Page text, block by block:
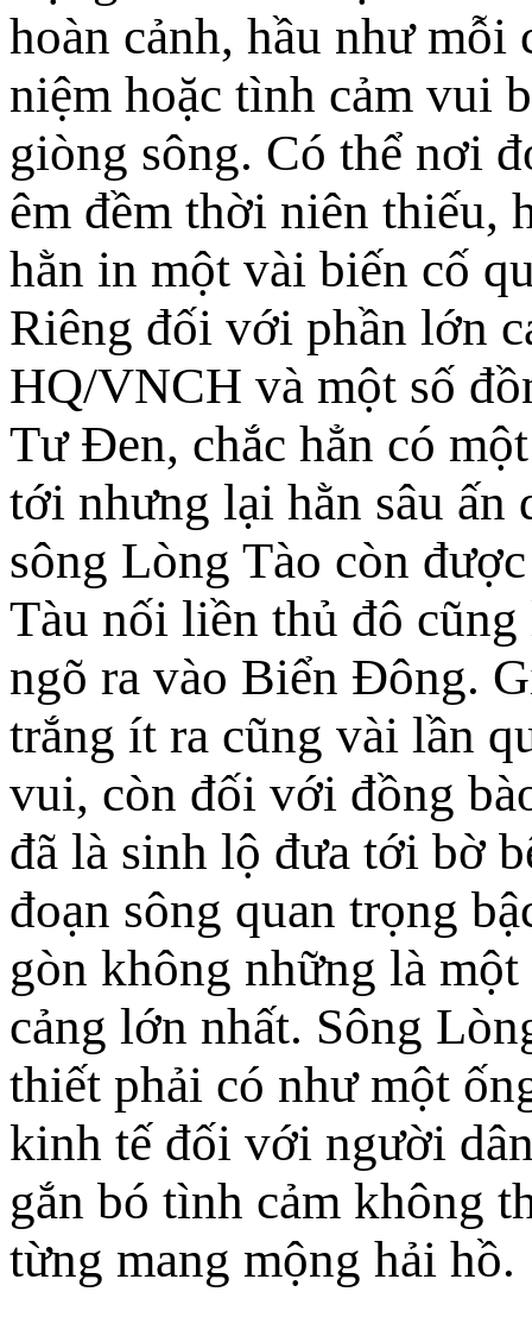
hoàn cảnh, hầu như
niệm hoặc tình cảm vui
giòng sông. Có thể nơi
êm đềm thời niên thiếu,
hằn in một vài biến cố
Riêng đối với phần lớn
HQ/VNCH và một số
Tư Đen, chắc hẳn có
tới nhưng lại hằn sâu
sông Lòng Tào còn
Tàu nối liền thủ đô
ngõ ra vào Biển Đông.
trắng ít ra cũng vài lần
vui, còn đối với đồng
đã là sinh lộ đưa tới bờ
đoạn sông quan trọng
gòn không những là
cảng lớn nhất. Sông
thiết phải có như một
kinh tế đối với người
gắn bó tình cảm không
từng mang mộng hải hồ.